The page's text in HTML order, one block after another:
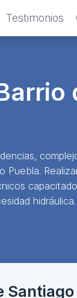
Testimonios
hidráulica.
Santiago